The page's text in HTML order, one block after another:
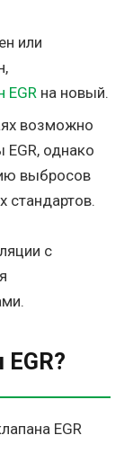
или
EGR на новый.
возможно
однако
выбросов
стандартов.
с
EGR